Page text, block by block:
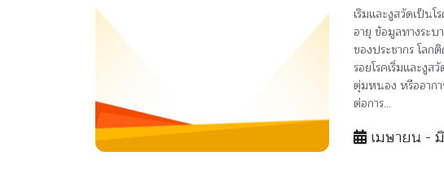
เริมและงูสวัดเป็น
อายุ ข้อมูลทางระบ
ของประชากร โลก
รอยโรคเริ่มและงู
ตุ่มหนอง หรืออาก
ต่อการ...
เมษายน -